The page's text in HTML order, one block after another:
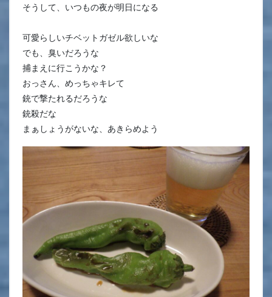
そうして、いつもの夜が明日になる
可愛らしいチベットガゼル欲しいな
でも、臭いだろうな
捕まえに行こうかな？
おっさん、めっちゃキレて
銃で撃たれるだろうな
銃殺だな
まぁしょうがないな、あきらめよう